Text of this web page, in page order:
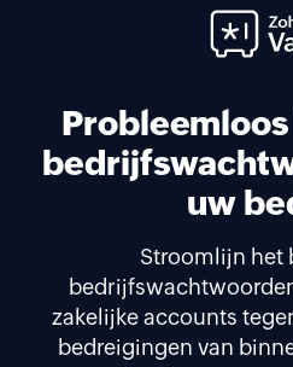
uw
Stroomlijn het
zakelijke accounts
bedreigingen van